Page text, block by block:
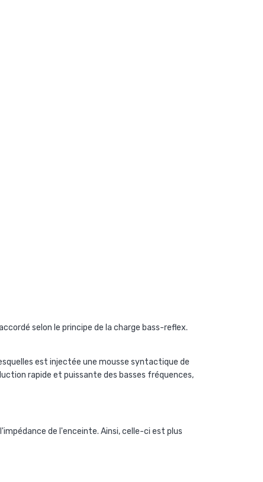
selon le principe de la charge bass-reflex.
est injectée une mousse syntactique de
rapide et puissante des basses fréquences,
de l'enceinte. Ainsi, celle-ci est plus